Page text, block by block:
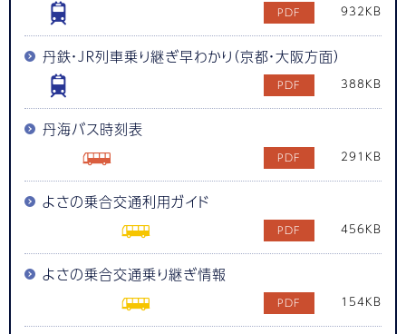
932KB
丹鉄・ＪＲ列車乗り継ぎ早わかり（京都・大阪方面）
388KB
丹海バス時刻表
291KB
よさの乗合交通利用ガイド
456KB
よさの乗合交通乗り継ぎ情報
154KB